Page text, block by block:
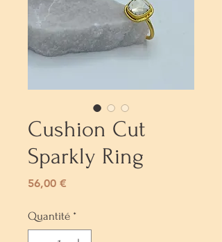
Cushion Cut
Sparkly Ring
56,00 €
Quantité *